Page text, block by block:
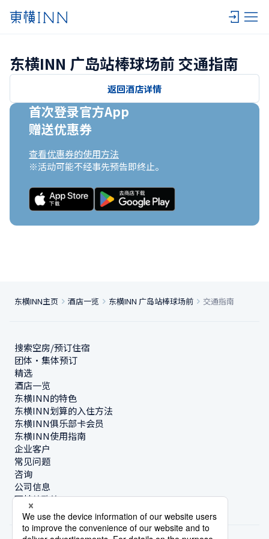
东横INN 广岛站棒球场前 交通指南
返回酒店详情
首次登录官方App
赠送优惠券
查看优惠券的使用方法
※活动可能不经事先预告即终止。
东横INN主页 酒店一览 东横INN 广岛站棒球场前 交通指南
搜索空房/预订住宿
团体・集体预订
精选
酒店一览
东横INN的特色
东横INN划算的入住方法
东横INN俱乐部卡会员
东横INN使用指南
企业客户
常见问题
咨询
公司信息
可持续政策